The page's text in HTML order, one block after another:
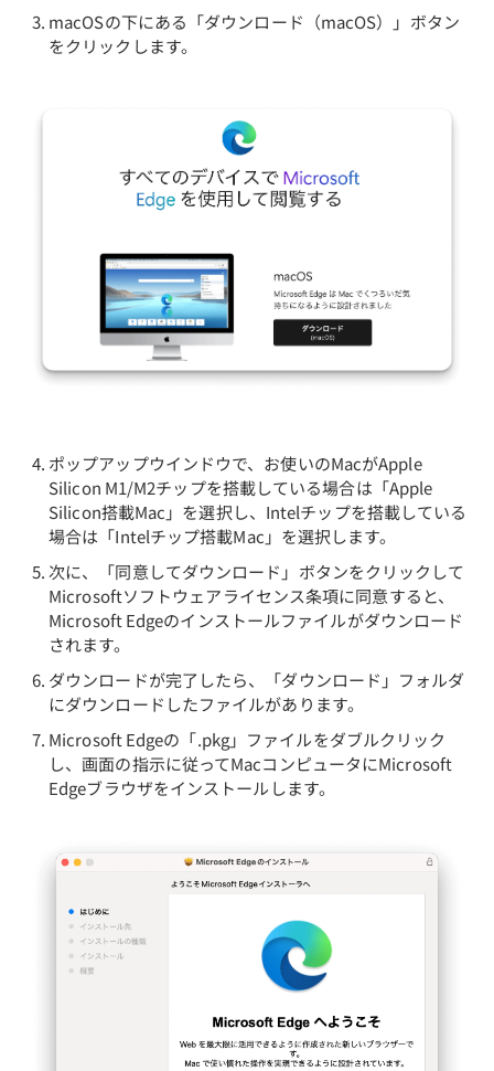
macOSの下にある「ダウンロード（macOS）」ボタン
をクリックします。
ポップアップウインドウで、お使いのMacがApple
Silicon M1/M2チップを搭載している場合は「Apple
Silicon搭載Mac」を選択し、Intelチップを搭載している
場合は「Intelチップ搭載Mac」を選択します。
次に、「同意してダウンロード」ボタンをクリックして
Microsoftソフトウェアライセンス条項に同意すると、
Microsoft Edgeのインストールファイルがダウンロード
されます。
ダウンロードが完了したら、「ダウンロード」フォルダ
にダウンロードしたファイルがあります。
Microsoft Edgeの「.pkg」ファイルをダブルクリック
し、画面の指示に従ってMacコンピュータにMicrosoft
Edgeブラウザをインストールします。